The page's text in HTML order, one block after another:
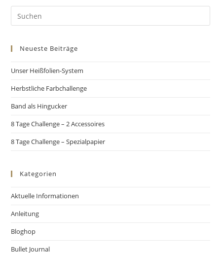
Neueste Beiträge
Unser Heißfolien-System
Herbstliche Farbchallenge
Band als Hingucker
8 Tage Challenge – 2 Accessoires
8 Tage Challenge – Spezialpapier
Kategorien
Aktuelle Informationen
Anleitung
Bloghop
Bullet Journal